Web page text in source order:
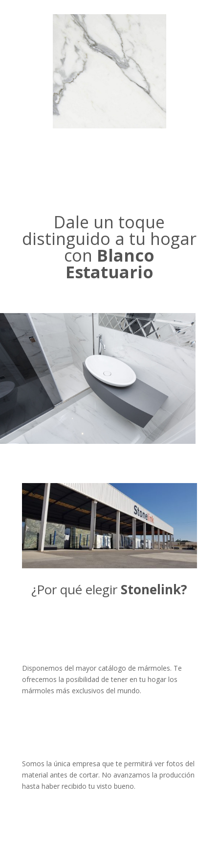
Dale un toque
distinguido a tu hogar
con Blanco
Estatuario
¿Por qué elegir Stonelink?
Disponemos del mayor catálogo de mármoles. Te
ofrecemos la posibilidad de tener en tu hogar los
mármoles más exclusivos del mundo.
Somos la única empresa que te permitirá ver fotos del
material antes de cortar. No avanzamos la producción
hasta haber recibido tu visto bueno.